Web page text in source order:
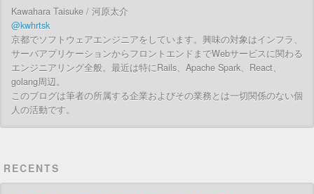
Kawahara Taisuke / 河原太介
@kwhrtsk
京都でソフトウェアエンジニアをしています。興味の対象はインフラ、
サーバアプリケーションからフロントエンドまでWebサービスに関わる
エンジニアリング全般。最近は特にRails、Apache Spark、React、
golang周辺。
このブログは筆者の所属する企業およびその業務とは一切関係のない個
人の活動です。
RECENTS